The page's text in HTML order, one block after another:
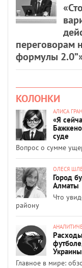
переговорам
формулы
КОЛОНКИ
АЛИСА
«Я
суде
Вопрос о сумме
ОЛЕСЯ
Город
Алматы
Что
району
Украины
Главное в мире: